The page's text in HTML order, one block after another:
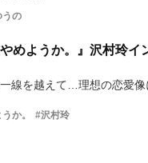
うの
やめようか。』沢村玲イ
線を越えて…理想の恋愛像
か。 #沢村玲